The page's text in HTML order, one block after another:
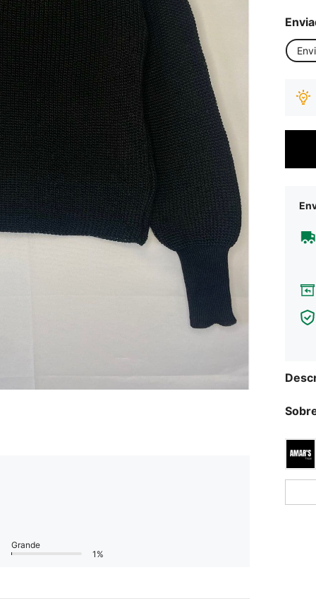
Grande
1%